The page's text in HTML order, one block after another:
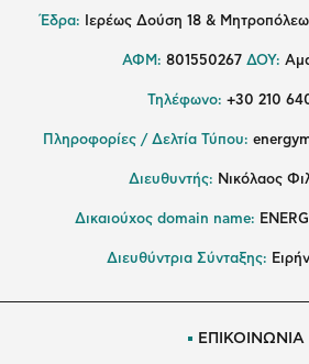
Έδρα: Ιερέως Δούση 18 &
ΑΦΜ: 801550267 ΔΟΥ:
Τηλέφωνο: +30 210 640
Πληροφορίες / Δελτία Τύπου:
Διευθυντής: Νικόλαος
Δικαιούχος domain name:
Διευθύντρια Σύνταξης:
ΕΠΙΚΟΙΝΩΝΙΑ